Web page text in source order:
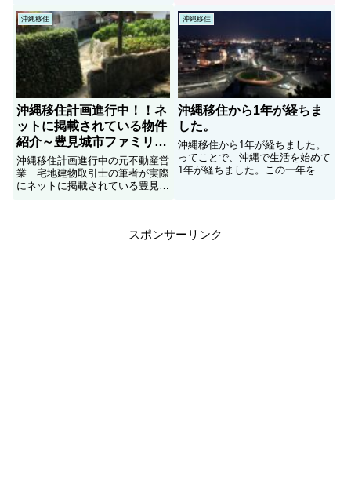
沖縄移住
沖縄移住計画進行中！！ネ
ットに掲載されている物件
紹介～豊見城市ファミリー
物件編～
沖縄移住計画進行中の元不動産営
業 宅地建物取引士の筆者が実際
にネットに掲載されている豊見城
沖縄移住
沖縄移住から1年が経ちま
した。
沖縄移住から1年が経ちました。
ってことで、沖縄で生活を始めて
1年が経ちました。この一年をざ
スポンサーリンク